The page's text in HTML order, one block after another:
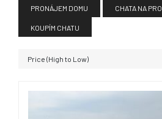
PRONÁJEM DOMU CHATA NA
KOUPÍM CHATU
Price (High to Low)